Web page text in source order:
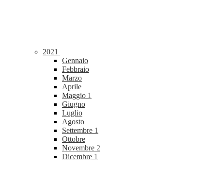
2021
Gennaio
Febbraio
Marzo
Aprile
Maggio 1
Giugno
Luglio
Agosto
Settembre 1
Ottobre
Novembre 2
Dicembre 1